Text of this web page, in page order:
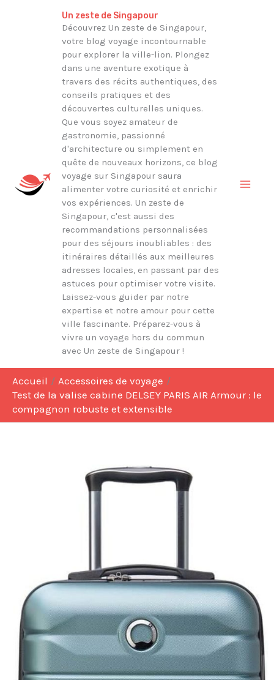
Un zeste de Singapour
Découvrez Un zeste de Singapour,
votre blog voyage incontournable
pour explorer la ville-lion. Plongez
dans une aventure exotique à
travers des récits authentiques, des
conseils pratiques et des
découvertes culturelles uniques.
Que vous soyez amateur de
gastronomie, passionné
d'architecture ou simplement en
quête de nouveaux horizons, ce blog
voyage sur Singapour saura
alimenter votre curiosité et enrichir
vos expériences. Un zeste de
Singapour, c'est aussi des
recommandations personnalisées
pour des séjours inoubliables : des
itinéraires détaillés aux meilleures
adresses locales, en passant par des
astuces pour optimiser votre visite.
Laissez-vous guider par notre
expertise et notre amour pour cette
ville fascinante. Préparez-vous à
vivre un voyage hors du commun
avec Un zeste de Singapour !
Accueil
Accessoires de voyage
Test de la valise cabine DELSEY PARIS AIR Armour : le
compagnon robuste et extensible
Rechercher